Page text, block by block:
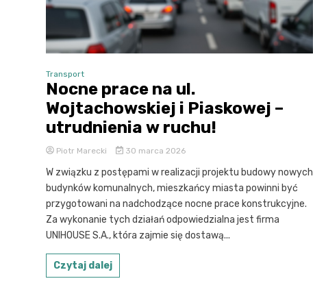
Transport
Nocne prace na ul.
Wojtachowskiej i Piaskowej –
utrudnienia w ruchu!
Piotr Marecki 30 marca 2026
W związku z postępami w realizacji projektu budowy nowych
budynków komunalnych, mieszkańcy miasta powinni być
przygotowani na nadchodzące nocne prace konstrukcyjne.
Za wykonanie tych działań odpowiedzialna jest firma
UNIHOUSE S.A., która zajmie się dostawą...
Czytaj dalej